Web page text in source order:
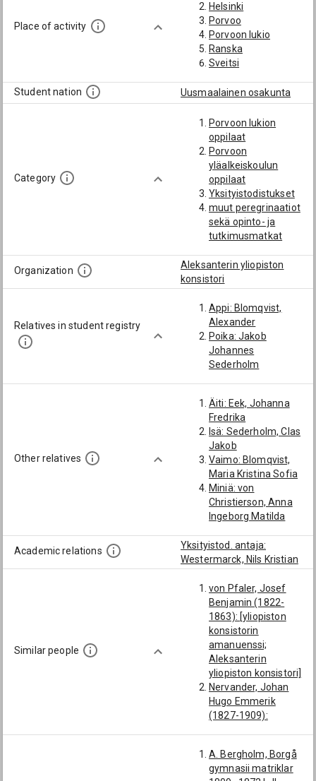
Place of activity
Helsinki
Porvoo
Porvoon lukio
Ranska
Sveitsi
Student nation Uusmaalainen osakunta
Category
Porvoon lukion
oppilaat
Porvoon
yläalkeiskoulun
oppilaat
Yksityistodistukset
muut peregrinaatiot
sekä opinto- ja
tutkimusmatkat
Organization
Aleksanterin yliopiston
konsistori
Relatives in student registry
Appi: Blomqvist,
Alexander
Poika: Jakob
Johannes
Sederholm
Other relatives
Äiti: Eek, Johanna
Fredrika
Isä: Sederholm, Clas
Jakob
Vaimo: Blomqvist,
Maria Kristina Sofia
Miniä: von
Christierson, Anna
Ingeborg Matilda
Academic relations
Yksityistod. antaja:
Westermarck, Nils Kristian
Similar people
von Pfaler, Josef
Benjamin (1822-
1863): [yliopiston
konsistorin
amanuenssi;
Aleksanterin
yliopiston konsistori]
Nervander, Johan
Hugo Emmerik
(1827-1909):
amanuenssi;
Aleksanterin
A. Bergholm, Borgå
gymnasii matriklar